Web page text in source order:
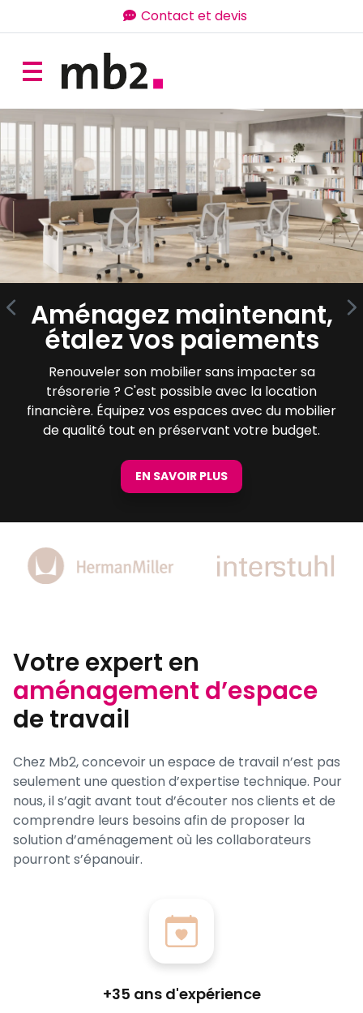
Contact et devis
Aménagez maintenant,
étalez vos paiements
Renouveler son mobilier sans impacter sa
trésorerie ? C'est possible avec la location
financière. Équipez vos espaces avec du mobilier
de qualité tout en préservant votre budget.
EN SAVOIR PLUS
Votre expert en
aménagement d’espace
de travail
Chez Mb2, concevoir un espace de travail n’est pas
seulement une question d’expertise technique. Pour
nous, il s’agit avant tout d’écouter nos clients et de
comprendre leurs besoins afin de proposer la
solution d’aménagement où les collaborateurs
pourront s’épanouir.
+35 ans d'expérience